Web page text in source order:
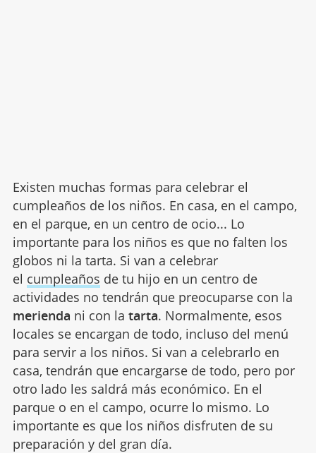
Existen muchas formas para celebrar el
cumpleaños de los niños. En casa, en el campo,
en el parque, en un centro de ocio... Lo
importante para los niños es que no falten los
globos ni la tarta. Si van a celebrar
el cumpleaños de tu hijo en un centro de
actividades no tendrán que preocuparse con la
merienda ni con la tarta. Normalmente, esos
locales se encargan de todo, incluso del menú
para servir a los niños. Si van a celebrarlo en
casa, tendrán que encargarse de todo, pero por
otro lado les saldrá más económico. En el
parque o en el campo, ocurre lo mismo. Lo
importante es que los niños disfruten de su
preparación y del gran día.